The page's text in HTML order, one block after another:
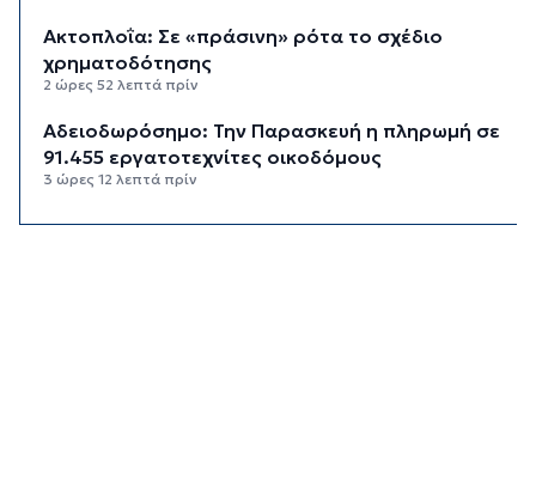
Aκτοπλοΐα: Σε «πράσινη» ρότα το σχέδιο
χρηματοδότησης
2 ώρες 52 λεπτά πρίν
Αδειοδωρόσημο: Την Παρασκευή η πληρωμή σε
91.455 εργατοτεχνίτες οικοδόμους
3 ώρες 12 λεπτά πρίν
Το εξωτικό φρούτο που καλλιεργείται μόνο σε